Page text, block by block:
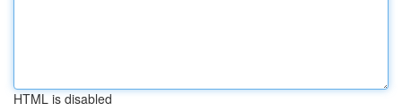
HTML is disabled